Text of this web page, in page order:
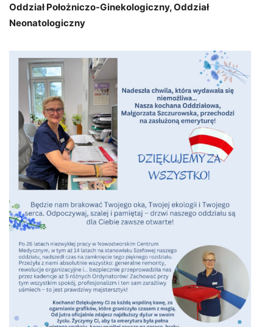
Oddział Położniczo-Ginekologiczny, Oddział
Neonatologiczny